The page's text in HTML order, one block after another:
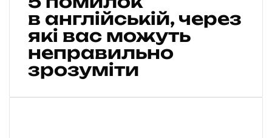
в
і
о
я
р
з
в
и
и
л
о
в
в англійській, через
які вас можуть
неправильно
зрозуміти